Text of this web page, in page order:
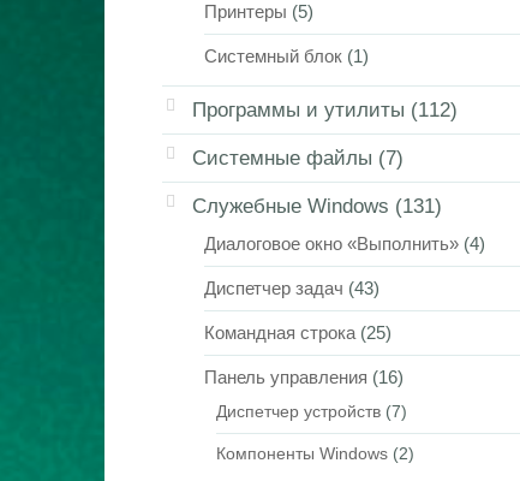
Принтеры (5)
Системный блок (1)
Программы и утилиты (112)
Системные файлы (7)
Служебные Windows (131)
Диалоговое окно «Выполнить» (4)
Диспетчер задач (43)
Командная строка (25)
Панель управления (16)
Диспетчер устройств (7)
Компоненты Windows (2)